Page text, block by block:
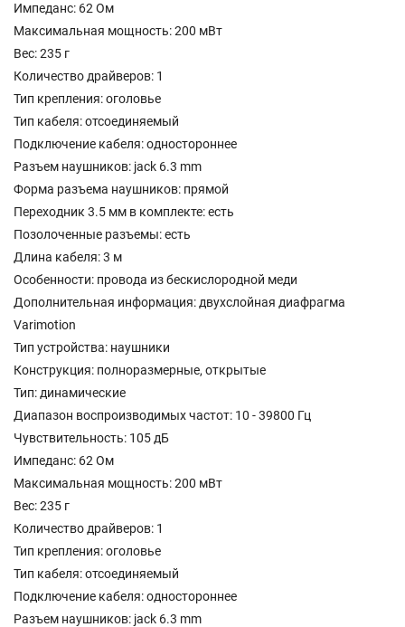
Импеданс: 62 Ом
Максимальная мощность: 200 мВт
Вес: 235 г
Количество драйверов: 1
Тип крепления: оголовье
Тип кабеля: отсоединяемый
Подключение кабеля: одностороннее
Разъем наушников: jack 6.3 mm
Форма разъема наушников: прямой
Переходник 3.5 мм в комплекте: есть
Позолоченные разъемы: есть
Длина кабеля: 3 м
Особенности: провода из бескислородной меди
Дополнительная информация: двухслойная диафрагма
Varimotion
Тип устройства: наушники
Конструкция: полноразмерные, открытые
Тип: динамические
Диапазон воспроизводимых частот: 10 - 39800 Гц
Чувствительность: 105 дБ
Импеданс: 62 Ом
Максимальная мощность: 200 мВт
Вес: 235 г
Количество драйверов: 1
Тип крепления: оголовье
Тип кабеля: отсоединяемый
Подключение кабеля: одностороннее
Разъем наушников: jack 6.3 mm